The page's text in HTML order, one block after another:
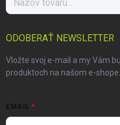
ODOBERAŤ NEWSLETTER
Vložte svoj e-mail a my Vám
produktoch na našom e-shope.
EMAIL